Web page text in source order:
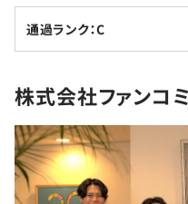
転職成功ガイド
転職エージェント
インタビュー
転職成功ガイド
新卒就活
求人検索
本選考
インターン
学習
講座一覧
問題集
スキルチェック
プログラミング言語
ゲーム・マンガ
通過ランク：C
株式会社ファンコ